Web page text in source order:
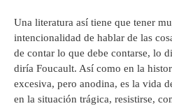
Una literatura así tiene que tener
intencionalidad de hablar de las
de contar lo que debe contarse, lo
diría Foucault. Así como en la
excesiva, pero anodina, es la vida
en la situación trágica, resistirse,